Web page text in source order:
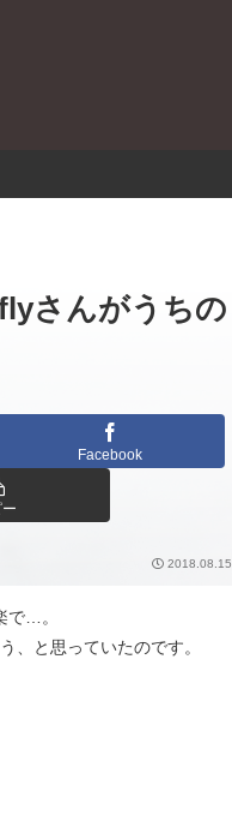
さんがうちの
Facebook
2018.08.15
で…。
、と思っていたのです。